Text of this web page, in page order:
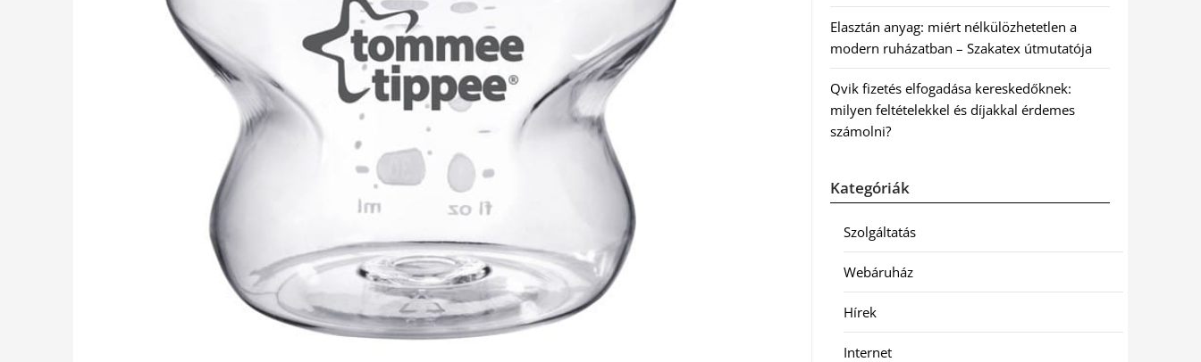
Elasztán anyag: miért nélkülözhetetlen a
modern ruházatban – Szakatex útmutatója
Qvik fizetés elfogadása kereskedőknek:
milyen feltételekkel és díjakkal érdemes
számolni?
Kategóriák
Szolgáltatás
Webáruház
Hírek
Internet